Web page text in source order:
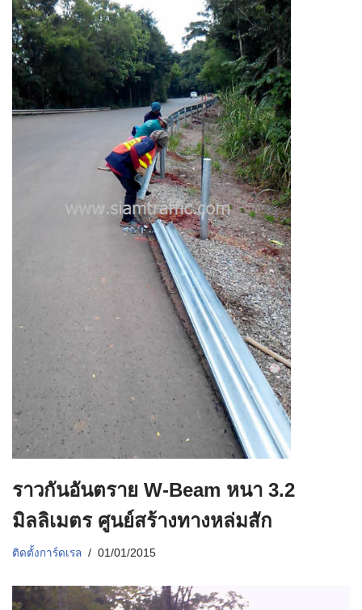
ราวกันอันตราย W-Beam หนา 3.2
มิลลิเมตร ศูนย์สร้างทางหล่มสัก
ติดตั้งการ์ดเรล 01/01/2015